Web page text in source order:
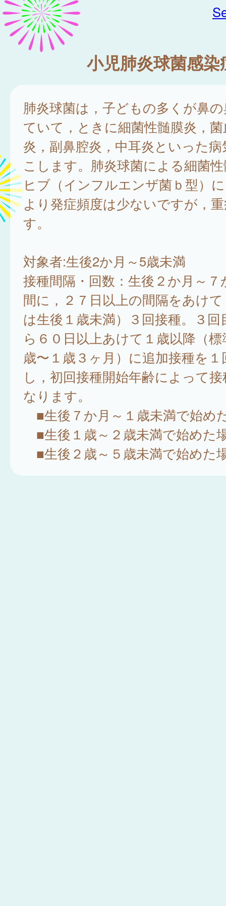
小児肺炎球菌感染
肺炎球菌は，子どもの多くが鼻
ていて，ときに細菌性髄膜炎，
炎，副鼻腔炎，中耳炎といった
こします。肺炎球菌による細菌
ヒブ（インフルエンザ菌ｂ型）
より発症頻度は少ないですが，
す。
対象者:生後2か月～5歳未満
接種間隔・回数：生後２か月～７
間に，２７日以上の間隔をあけ
は生後１歳未満）３回接種。３回
ら６０日以上あけて１歳以降（
歳〜１歳３ヶ月）に追加接種を
し，初回接種開始年齢によって
なります。
■生後７か月～１歳未満で始
■生後１歳～２歳未満で始め
■生後２歳～５歳未満で始め